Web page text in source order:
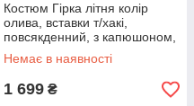
Костюм Гірка літня колір
олива, вставки т/хакі,
повсякденний, з капюшоном,
тканина канвас,
46,48,50,52,54,56р.
Немає в наявності
1 699 ₴